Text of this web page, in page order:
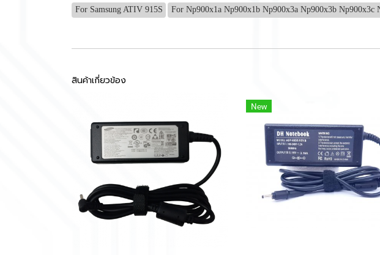
For Samsung ATIV 915S For Np900x1a Np900x1b Np900x3a Np900x3b
สินค้าเกี่ยวข้อง
New